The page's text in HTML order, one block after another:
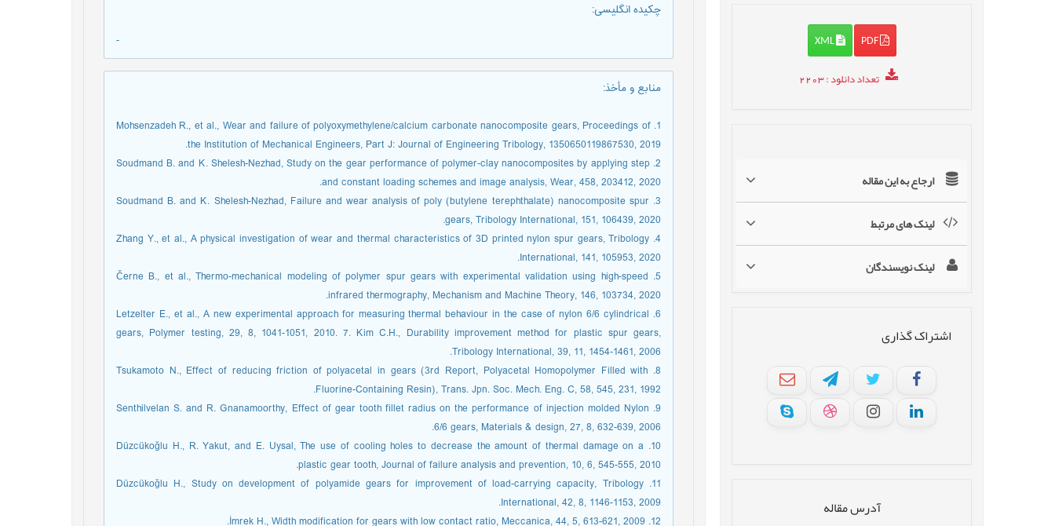
PDF
XML
تعداد دانلود: 2203
ارجاع به این مقاله
لینک های مرتبط
لینک نویسندگان
اشتراک گذاری
آدرس مقاله
چکیده انگلیسی:
-
منابع و مأخذ:
1. Mohsenzadeh R., et al., Wear and failure of polyoxymethylene/calcium carbonate nanocomposite gears, Proceedings of
the Institution of Mechanical Engineers, Part J: Journal of Engineering Tribology, 1350650119867530, 2019.
2. Soudmand B. and K. Shelesh-Nezhad, Study on the gear performance of polymer-clay nanocomposites by applying step
and constant loading schemes and image analysis, Wear, 458, 203412, 2020.
3. Soudmand B. and K. Shelesh-Nezhad, Failure and wear analysis of poly (butylene terephthalate) nanocomposite spur
gears, Tribology International, 151, 106439, 2020.
4. Zhang Y., et al., A physical investigation of wear and thermal characteristics of 3D printed nylon spur gears, Tribology
International, 141, 105953, 2020.
5. Černe B., et al., Thermo-mechanical modeling of polymer spur gears with experimental validation using high-speed
infrared thermography, Mechanism and Machine Theory, 146, 103734, 2020.
6. Letzelter E., et al., A new experimental approach for measuring thermal behaviour in the case of nylon 6/6 cylindrical
gears, Polymer testing, 29, 8, 1041-1051, 2010. 7. Kim C.H., Durability improvement method for plastic spur gears,
Tribology International, 39, 11, 1454-1461, 2006.
8. Tsukamoto N., Effect of reducing friction of polyacetal in gears (3rd Report, Polyacetal Homopolymer Filled with
Fluorine-Containing Resin), Trans. Jpn. Soc. Mech. Eng. C, 58, 545, 231, 1992.
9. Senthilvelan S. and R. Gnanamoorthy, Effect of gear tooth fillet radius on the performance of injection molded Nylon
6/6 gears, Materials & design, 27, 8, 632-639, 2006.
10. Düzcükoğlu H., R. Yakut, and E. Uysal, The use of cooling holes to decrease the amount of thermal damage on a
plastic gear tooth, Journal of failure analysis and prevention, 10, 6, 545-555, 2010.
11. Düzcükoğlu H., Study on development of polyamide gears for improvement of load-carrying capacity, Tribology
International, 42, 8, 1146-1153, 2009.
12. İmrek H., Width modification for gears with low contact ratio, Meccanica, 44, 5, 613-621, 2009.